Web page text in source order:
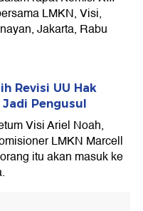
LMKN, Visi,
Jakarta, Rabu
Revisi UU Hak
Pengusul
Visi Ariel Noah,
LMKN Marcell
itu akan masuk ke